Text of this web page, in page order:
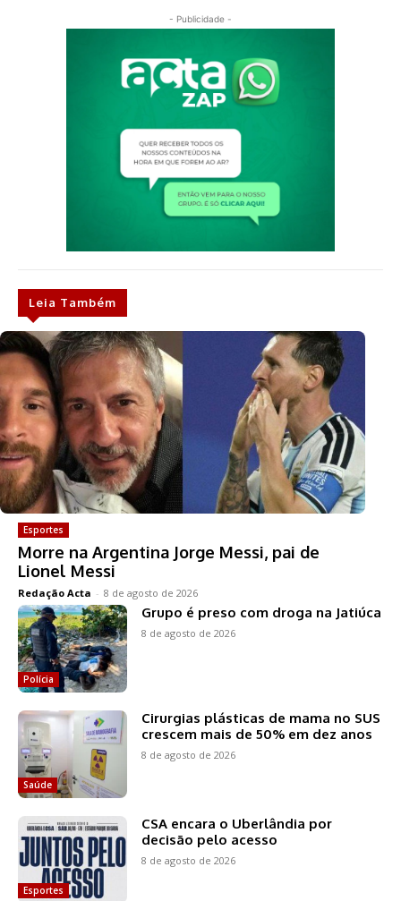
- Publicidade -
Leia Também
Esportes
Morre na Argentina Jorge Messi, pai de
Lionel Messi
Redação Acta - 8 de agosto de 2026
Polícia
Grupo é preso com droga na Jatiúca
8 de agosto de 2026
Saúde
Cirurgias plásticas de mama no SUS
crescem mais de 50% em dez anos
8 de agosto de 2026
Esportes
CSA encara o Uberlândia por
decisão pelo acesso
8 de agosto de 2026